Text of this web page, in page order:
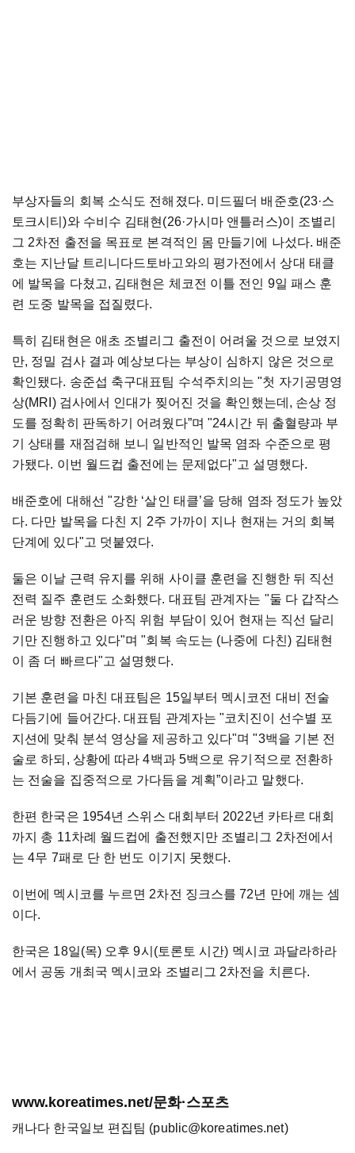
부상자들의 회복 소식도 전해졌다. 미드필더 배준호(23·스
토크시티)와 수비수 김태현(26·가시마 앤틀러스)이 조별리
그 2차전 출전을 목표로 본격적인 몸 만들기에 나섰다. 배준
호는 지난달 트리니다드토바고와의 평가전에서 상대 태클
에 발목을 다쳤고, 김태현은 체코전 이틀 전인 9일 패스 훈
련 도중 발목을 접질렸다.
특히 김태현은 애초 조별리그 출전이 어려울 것으로 보였지
만, 정밀 검사 결과 예상보다는 부상이 심하지 않은 것으로
확인됐다. 송준섭 축구대표팀 수석주치의는 "첫 자기공명영
상(MRI) 검사에서 인대가 찢어진 것을 확인했는데, 손상 정
도를 정확히 판독하기 어려웠다”며 "24시간 뒤 출혈량과 부
기 상태를 재점검해 보니 일반적인 발목 염좌 수준으로 평
가됐다. 이번 월드컵 출전에는 문제없다"고 설명했다.
배준호에 대해선 "강한 ‘살인 태클’을 당해 염좌 정도가 높았
다. 다만 발목을 다친 지 2주 가까이 지나 현재는 거의 회복
단계에 있다"고 덧붙였다.
둘은 이날 근력 유지를 위해 사이클 훈련을 진행한 뒤 직선
전력 질주 훈련도 소화했다. 대표팀 관계자는 "둘 다 갑작스
러운 방향 전환은 아직 위험 부담이 있어 현재는 직선 달리
기만 진행하고 있다"며 "회복 속도는 (나중에 다친) 김태현
이 좀 더 빠르다"고 설명했다.
기본 훈련을 마친 대표팀은 15일부터 멕시코전 대비 전술
다듬기에 들어간다. 대표팀 관계자는 "코치진이 선수별 포
지션에 맞춰 분석 영상을 제공하고 있다"며 "3백을 기본 전
술로 하되, 상황에 따라 4백과 5백으로 유기적으로 전환하
는 전술을 집중적으로 가다듬을 계획”이라고 말했다.
한편 한국은 1954년 스위스 대회부터 2022년 카타르 대회
까지 총 11차례 월드컵에 출전했지만 조별리그 2차전에서
는 4무 7패로 단 한 번도 이기지 못했다.
이번에 멕시코를 누르면 2차전 징크스를 72년 만에 깨는 셈
이다.
한국은 18일(목) 오후 9시(토론토 시간) 멕시코 과달라하라
에서 공동 개최국 멕시코와 조별리그 2차전을 치른다.
www.koreatimes.net/문화·스포츠
캐나다 한국일보 편집팀 (public@koreatimes.net)